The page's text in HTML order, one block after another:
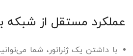
عملکرد مستقل از شبکه
با داشتن یک ژنراتور، شما